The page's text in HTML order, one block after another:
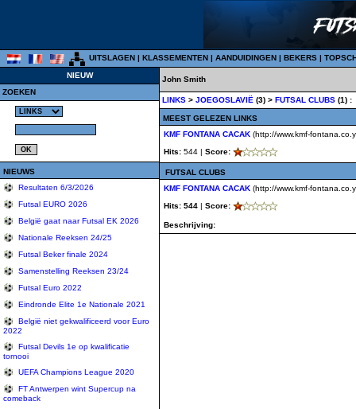
UITSLAGEN | KLASSEMENTEN | AANDUIDINGEN | BEKERS |
NIEUW
ZOEKEN
NIEUWS
Resultaten 6/3/2026
Futsal EURO 2026
België gaat naar Futsal EK 2026
Nationale Reeksen 24/25
Futsal Beker finale 2024
Samenstelling Reeksen 23/24
Futsal Euro 2022
Eindronde Elite 1e Nationale 2021
België niet gekwalificeerd voor Euro
2022
Futsal Devils 1e op kwalificatie
tornooi
UEFA Champions League 2020
FT Antwerpen wint Supercup na
comeback
John Smith
LINKS > JOEGOSLAVIË (3) > FUTSAL CLUBS (1) :
MEEST GELEZEN LINKS
KMF FONTANA CACAK (http://www.kmf-
Hits: 544 | Score:
FUTSAL CLUBS
KMF FONTANA CACAK (http://www.kmf-
Hits: 544 | Score:
Beschrijving: